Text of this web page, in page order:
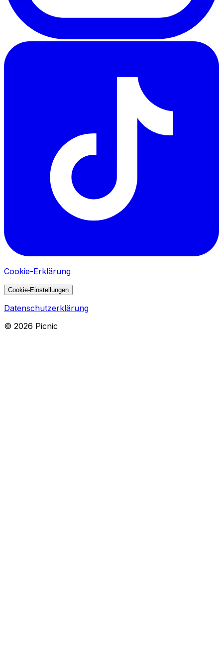
Cookie-Erklärung
Cookie-Einstellungen
Datenschutzerklärung
© 2026 Picnic